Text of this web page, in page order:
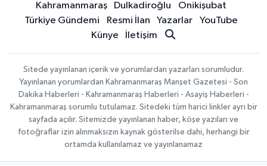
Kahramanmaraş Dulkadiroğlu
Onikişubat
Türkiye Gündemi
Resmi İlan Yazarlar
YouTube
Künye
İletişim
Sitede yayınlanan içerik ve yorumlardan yazarları sorumludur.
Yayınlanan yorumlardan Kahramanmaraş Manşet Gazetesi - Son
Dakika Haberleri - Kahramanmaraş Haberleri - Asayiş Haberleri -
Kahramanmaraş sorumlu tutulamaz. Sitedeki tüm harici linkler ayrı bir
sayfada açılır. Sitemizde yayınlanan haber, köşe yazıları ve
fotoğraflar izin alınmaksızın kaynak gösterilse dahi, herhangi bir
ortamda kullanılamaz ve yayınlanamaz